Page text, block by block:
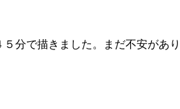
５分で描きました。まだ不安があ